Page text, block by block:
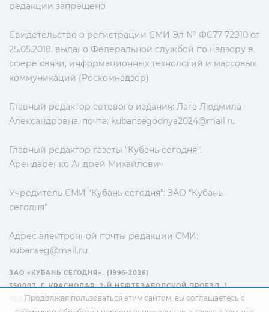
редакции запрещено
Свидетельство о регистрации СМИ Эл № ФС77-72910 от
25.05.2018, выдано Федеральной службой по надзору в
сфере связи, информационных технологий и массовых
коммуникаций (Роскомнадзор)
Главный редактор сетевого издания: Лата Людмила
Александровна, почта: kubansegodnya2024@mail.ru
Главный редактор газеты "Кубань сегодня":
Арендаренко Андрей Михайлович
Учредитель СМИ "Кубань сегодня": ЗАО "Кубань
сегодня"
Адрес электронной почты редакции СМИ:
kubanseg@mail.ru
ЗАО «КУБАНЬ СЕГОДНЯ». (1996-2026)
350007, Г. КРАСНОДАР, 2-Й НЕФТЕЗАВОДСКОЙ ПРОЕЗД, 1
ТЕЛ.: +7(861) 267-15-15
Продолжая пользоваться этим сайтом, вы соглашаетесь с